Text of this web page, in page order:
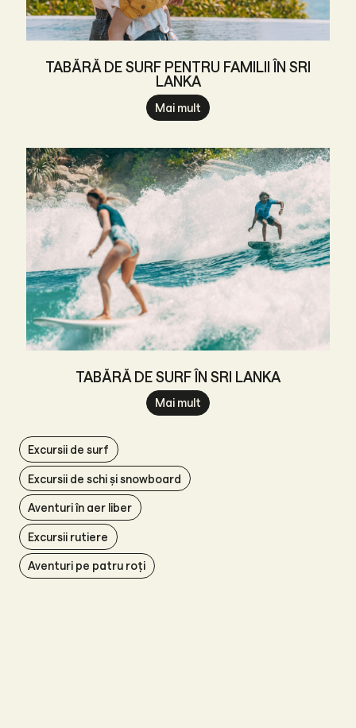
TABĂRĂ DE SURF PENTRU FAMILII ÎN SRI
LANKA
Mai mult
TABĂRĂ DE SURF ÎN SRI LANKA
Mai mult
Excursii de surf
Excursii de schi și snowboard
Aventuri în aer liber
Excursii rutiere
Aventuri pe patru roți